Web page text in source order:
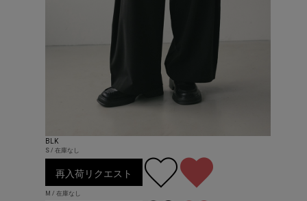
BLK
S / 在庫なし
再入荷リクエスト
M / 在庫なし